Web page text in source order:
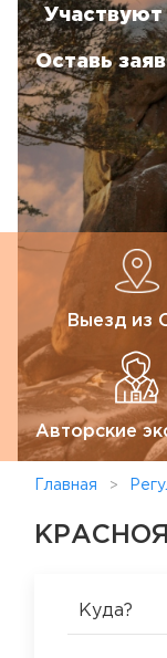
Участвуют
Оставь
Выезд из
Авторские
Главная
Куда?